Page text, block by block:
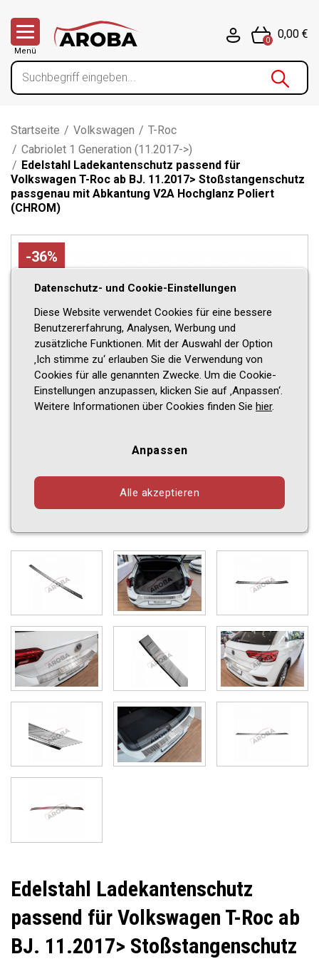
Menü
0
0,00 €
Startseite / Volkswagen / T-Roc
/ Cabriolet 1 Generation (11.2017->)
/ Edelstahl Ladekantenschutz passend für
Volkswagen T-Roc ab BJ. 11.2017> Stoßstangenschutz
passgenau mit Abkantung V2A Hochglanz Poliert
(CHROM)
-36%
Edelstahl Ladekantenschutz
passend für Volkswagen T-Roc ab
BJ. 11.2017> Stoßstangenschutz
Datenschutz- und Cookie-Einstellungen
Diese Website verwendet Cookies für eine bessere
Benutzererfahrung, Analysen, Werbung und
zusätzliche Funktionen. Mit der Auswahl der Option
‚Ich stimme zu‘ erlauben Sie die Verwendung von
Cookies für alle genannten Zwecke. Um die Cookie-
Einstellungen anzupassen, klicken Sie auf ‚Anpassen‘.
Weitere Informationen über Cookies finden Sie hier.
Anpassen
Alle akzeptieren